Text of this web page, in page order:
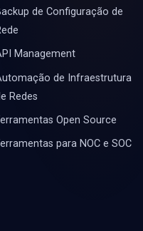
de Configuração de
Management
de Infraestrutura
Redes
Open Source
para NOC e SOC